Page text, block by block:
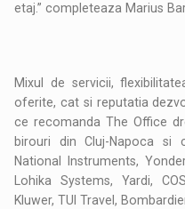
etaj.” completeaza Marius
Mixul de servicii,
oferite, cat si reputatia
ce recomanda The Office
birouri din Cluj-Napoca si
National Instruments,
Lohika Systems, Yardi,
Kluwer, TUI Travel,